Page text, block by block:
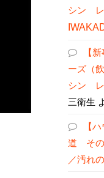
シン レ
【
ーズ（
シン レ
三衛生
【
道 その
／汚れ